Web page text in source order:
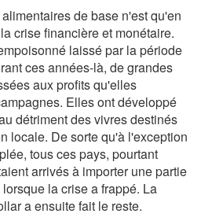
de base n'est qu'en
crise financière et monétaire.
laissé par la période
ces années-là, de grandes
aux profits qu'elles
Elles ont développé
détriment des vivres destinés
locale. De sorte qu'à l'exception
tous ces pays, pourtant
arrivés à importer une partie
la crise a frappé. La
a ensuite fait le reste.